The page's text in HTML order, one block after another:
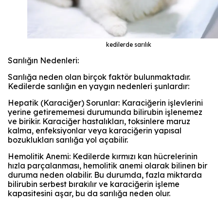
kedilerde sarılık
Sarılığın Nedenleri:
Sarılığa neden olan birçok faktör bulunmaktadır.
Kedilerde sarılığın en yaygın nedenleri şunlardır:
Hepatik (Karaciğer) Sorunlar: Karaciğerin işlevlerini
yerine getirememesi durumunda bilirubin işlenemez
ve birikir. Karaciğer hastalıkları, toksinlere maruz
kalma, enfeksiyonlar veya karaciğerin yapısal
bozuklukları sarılığa yol açabilir.
Hemolitik Anemi: Kedilerde kırmızı kan hücrelerinin
hızla parçalanması, hemolitik anemi olarak bilinen bir
duruma neden olabilir. Bu durumda, fazla miktarda
bilirubin serbest bırakılır ve karaciğerin işleme
kapasitesini aşar, bu da sarılığa neden olur.